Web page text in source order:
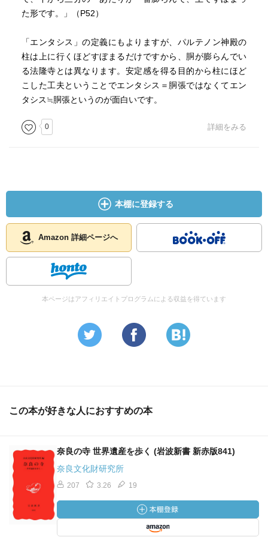
た形です。」（P52）
「エンタシス」の定義にもよりますが、パルテノン神殿の
柱は上に行くほどすぼまるだけですから、胴が膨らんでい
る法隆寺とは異なります。安定感を得る目的から柱にほど
こした工夫ということでエンタシス＝胴張ではなくてエン
タシス≒胴張というのが面白いです。
0 詳細をみる
本棚に登録する
Amazon 詳細ページへ
本ページはアフィリエイトプログラムによる収益を得ています
この本が好きな人におすすめの本
奈良の寺 世界遺産を歩く (岩波新書 新赤版841)
奈良文化財研究所
207 3.26 19